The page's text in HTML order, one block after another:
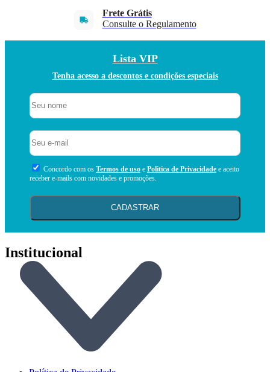
Frete Grátis
Consulte o Regulamento
Lista VIP
Tenha acesso a descontos e condições especiais
Concordo com os Termos de uso e Politica de Privacidade e aceito
receber e-mails com novidades e promoções.
CADASTRAR
Institucional